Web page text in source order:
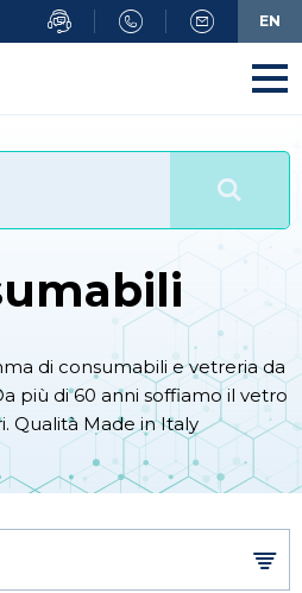
di consumabili e vetreria da
più di 60 anni soffiamo il vetro
Qualità Made in Italy
EN